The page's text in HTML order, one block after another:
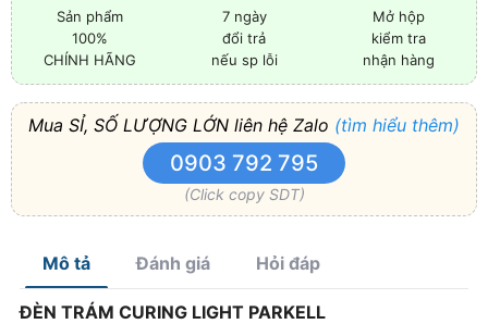
Bluephase N - G4
Ivoclar Vivadent
Đã bán: 8
Sản phẩm
100%
CHÍNH HÃNG
7 ngày
đổi trả
nếu sp lỗi
Mở hộp
kiểm tra
nhận hàng
Mua SỈ, SỐ LƯỢNG LỚN liên hệ Zalo (tìm hiểu thêm)
0903 792 795
(Click copy SDT)
Mô tả Đánh giá Hỏi đáp
ĐÈN TRÁM CURING LIGHT PARKELL